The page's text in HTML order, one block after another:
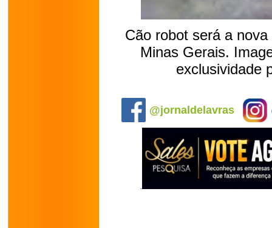
Cão robot será a
Minas Gerais.
exclusividade
@jornaldelavras